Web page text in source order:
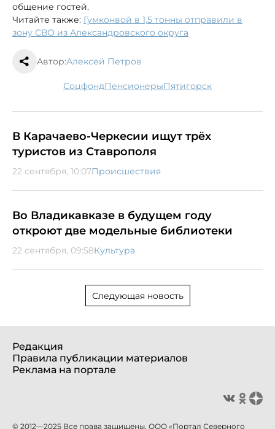
общение гостей.
Читайте также: Гумконвой в 1,5 тонны отправили в
зону СВО из Александровского округа
Автор:Алексей Петров
соцфонд пенсионеры Пятигорск
В Карачаево-Черкесии ищут трёх
туристов из Ставрополя
22 сентября, 10:07Происшествия
Во Владикавказе в будущем году
откроют две модельные библиотеки
22 сентября, 09:58Культура
Следующая новость
Редакция
Правила публикации материалов
Реклама на портале
© 2012—2025 Все права защищены. ООО «Портал Северного